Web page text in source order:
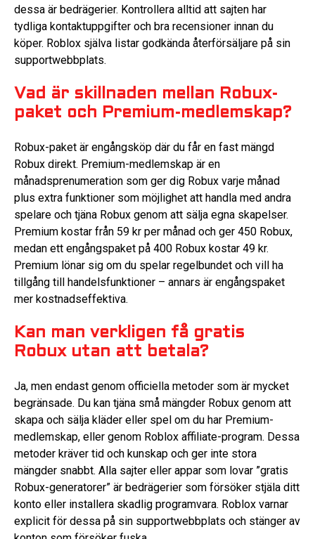
dessa är bedrägerier. Kontrollera alltid att sajten har
tydliga kontaktuppgifter och bra recensioner innan du
köper. Roblox själva listar godkända återförsäljare på sin
supportwebbplats.
Vad är skillnaden mellan Robux-
paket och Premium-medlemskap?
Robux-paket är engångsköp där du får en fast mängd
Robux direkt. Premium-medlemskap är en
månadsprenumeration som ger dig Robux varje månad
plus extra funktioner som möjlighet att handla med andra
spelare och tjäna Robux genom att sälja egna skapelser.
Premium kostar från 59 kr per månad och ger 450 Robux,
medan ett engångspaket på 400 Robux kostar 49 kr.
Premium lönar sig om du spelar regelbundet och vill ha
tillgång till handelsfunktioner – annars är engångspaket
mer kostnadseffektiva.
Kan man verkligen få gratis
Robux utan att betala?
Ja, men endast genom officiella metoder som är mycket
begränsade. Du kan tjäna små mängder Robux genom att
skapa och sälja kläder eller spel om du har Premium-
medlemskap, eller genom Roblox affiliate-program. Dessa
metoder kräver tid och kunskap och ger inte stora
mängder snabbt. Alla sajter eller appar som lovar ”gratis
Robux-generatorer” är bedrägerier som försöker stjäla ditt
konto eller installera skadlig programvara. Roblox varnar
explicit för dessa på sin supportwebbplats och stänger av